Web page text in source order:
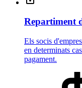
Repartiment
Els socis
en determinats
pagament.